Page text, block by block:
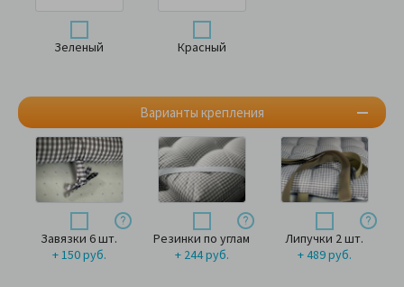
Варианты крепления
Зеленый Красный
Завязки 6 шт.
+ 150 руб.
Резинки по углам
+ 244 руб.
Липучки 2 шт.
+ 489 руб.